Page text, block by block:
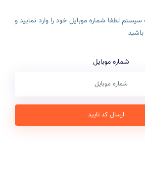
سیستم لطفا شماره موبایل خود را وارد نمایید و
شماره موبایل
ارسال کد تایید